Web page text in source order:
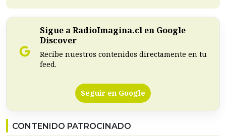
Sigue a RadioImagina.cl en Google
Discover
Recibe nuestros contenidos directamente en tu
feed.
Seguir en Google
CONTENIDO PATROCINADO